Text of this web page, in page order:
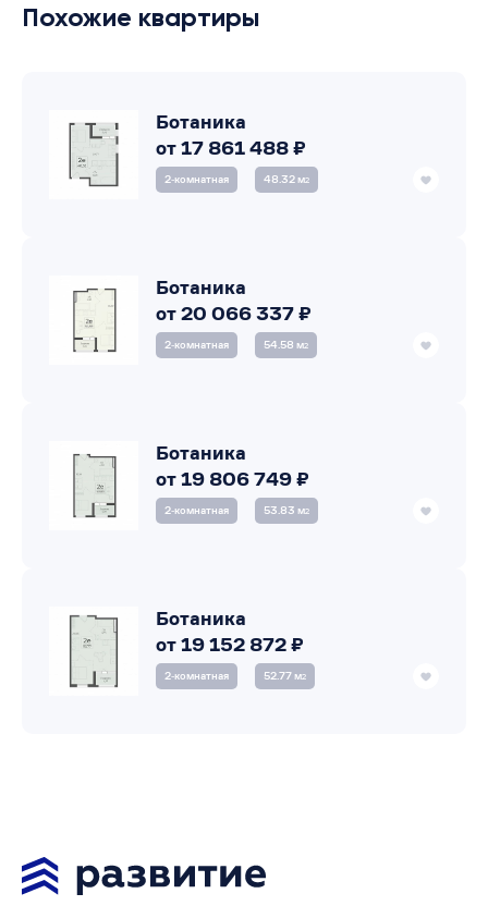
Похожие квартиры
Ботаника
от 17 861 488 ₽
2‑комнатная 48.32 м2
Ботаника
от 20 066 337 ₽
2‑комнатная 54.58 м2
Ботаника
от 19 806 749 ₽
2‑комнатная 53.83 м2
Ботаника
от 19 152 872 ₽
2‑комнатная 52.77 м2